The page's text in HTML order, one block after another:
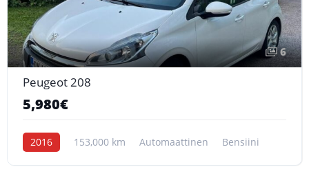
6
Peugeot 208
5,980€
2016 153,000 km Automaattinen Bensiini